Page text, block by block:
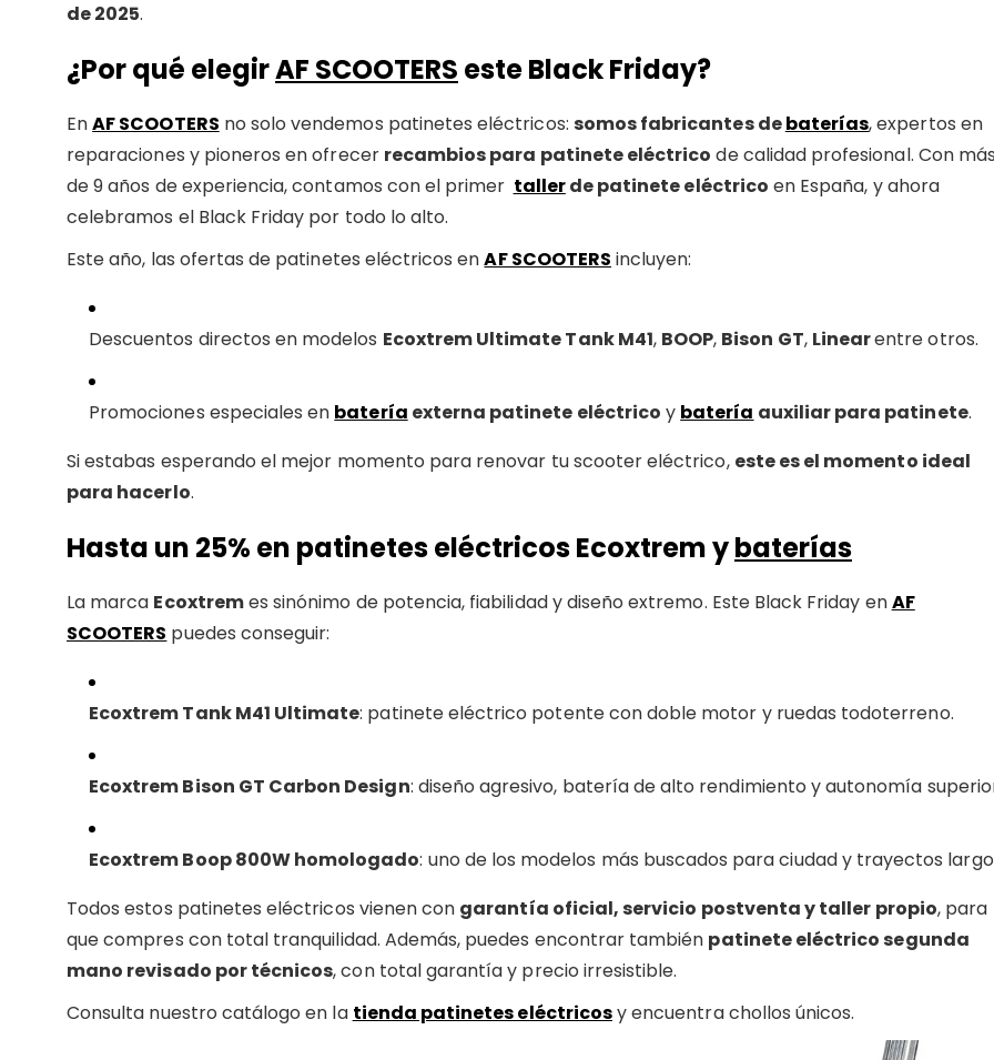
de 2025.
¿Por qué elegirAF SCOOTERS este Black Friday?
EnAF SCOOTERS no solo vendemos patinetes eléctricos: somos fabricantes debaterías, expertos en
reparaciones y pioneros en ofrecer recambios para patinete eléctrico de calidad profesional. Con
de 9 años de experiencia, contamos con el primer tallerde patinete eléctrico en España, y ahora
celebramos el Black Friday por todo lo alto.
Este año, las ofertas de patinetes eléctricos enAF SCOOTERS incluyen:
Descuentos directos en modelos Ecoxtrem Ultimate Tank M41, BOOP, Bison GT, Linearentre otros.
Promociones especiales en batería externa patinete eléctrico y batería auxiliar para patinete.
Si estabas esperando el mejor momento para renovar tu scooter eléctrico, este es el momento ideal
para hacerlo.
Hasta un 25% en patinetes eléctricos Ecoxtrem ybaterías
La marca Ecoxtremes sinónimo de potencia, fiabilidad y diseño extremo. Este Black Friday enAF
SCOOTERS puedes conseguir:
Ecoxtrem Tank M41 Ultimate: patinete eléctrico potente con doble motor y ruedas todoterreno.
Ecoxtrem Bison GT Carbon Design: diseño agresivo, batería de alto rendimiento y autonomía
Ecoxtrem Boop 800W homologado: uno de los modelos más buscados para ciudad y trayectos
Todos estos patinetes eléctricos vienen con garantía oficial, servicio postventa y taller propio, para
que compres con total tranquilidad. Además, puedes encontrar también patinete eléctrico segunda
mano revisado por técnicos, con total garantía y precio irresistible.
Consulta nuestro catálogo en la tienda patinetes eléctricosy encuentra chollos únicos.